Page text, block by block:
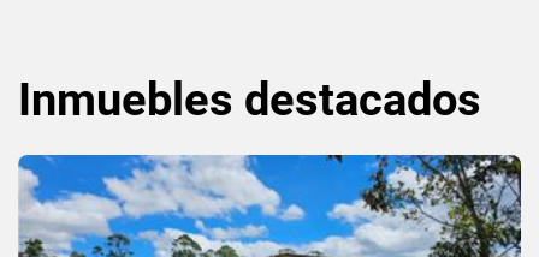
Inmuebles destacados